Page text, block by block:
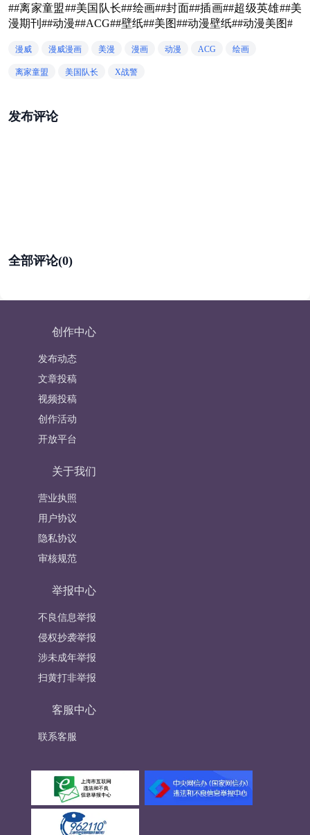
##离家童盟##美国队长##绘画##封面##插画##超级英雄##美
漫期刊##动漫##ACG##壁纸##美图##动漫壁纸##动漫美图#
漫威 漫威漫画 美漫 漫画 动漫 ACG 绘画
离家童盟 美国队长 X战警
发布评论
全部评论(0)
创作中心
发布动态
文章投稿
视频投稿
创作活动
开放平台
关于我们
营业执照
用户协议
隐私协议
审核规范
举报中心
不良信息举报
侵权抄袭举报
涉未成年举报
扫黄打非举报
客服中心
联系客服